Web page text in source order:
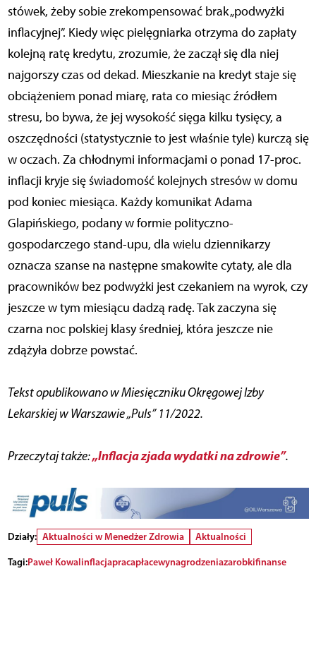
stówek, żeby sobie zrekompensować brak „podwyżki
inflacyjnej”. Kiedy więc pielęgniarka otrzyma do zapłaty
kolejną ratę kredytu, zrozumie, że zaczął się dla niej
najgorszy czas od dekad. Mieszkanie na kredyt staje się
obciążeniem ponad miarę, rata co miesiąc źródłem
stresu, bo bywa, że jej wysokość sięga kilku tysięcy, a
oszczędności (statystycznie to jest właśnie tyle) kurczą się
w oczach. Za chłodnymi informacjami o ponad 17-proc.
inflacji kryje się świadomość kolejnych stresów w domu
pod koniec miesiąca. Każdy komunikat Adama
Glapińskiego, podany w formie polityczno-
gospodarczego stand-upu, dla wielu dziennikarzy
oznacza szanse na następne smakowite cytaty, ale dla
pracowników bez podwyżki jest czekaniem na wyrok, czy
jeszcze w tym miesiącu dadzą radę. Tak zaczyna się
czarna noc polskiej klasy średniej, która jeszcze nie
zdążyła dobrze powstać.
Tekst opublikowano w Miesięczniku Okręgowej Izby
Lekarskiej w Warszawie „Puls” 11/2022.
Przeczytaj także:„Inflacja zjada wydatki na zdrowie”.
Działy: Aktualności w Menedżer Zdrowia
Aktualności
Tagi:Paweł Kowalinflacjapracapłacewynagrodzeniazarobkifinanse